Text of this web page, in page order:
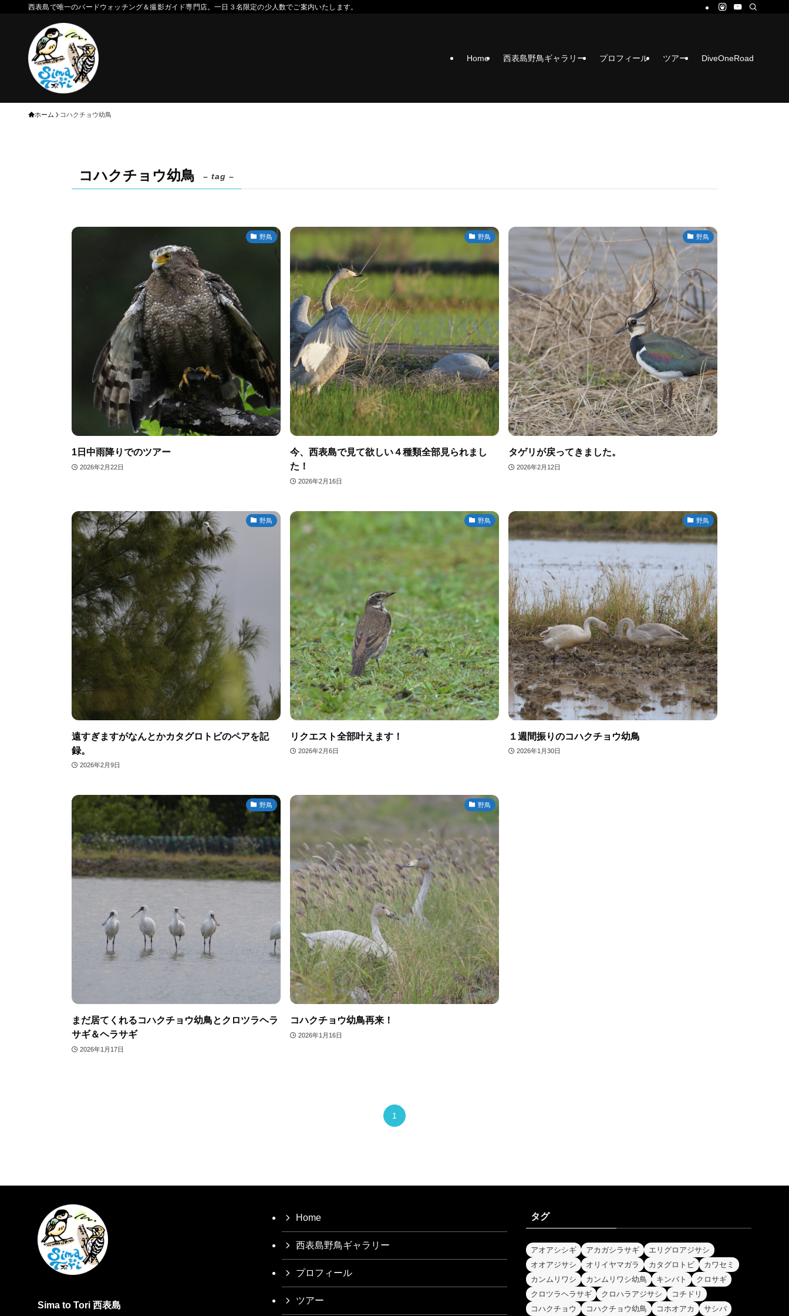
西表島で唯一のバードウォッチング＆撮影ガイド専門店。一日３名限定の少人数でご案内いたします。
Home 西表島野鳥ギャラリー プロフィール ツアー DiveOneRoad
ホーム コハクチョウ幼鳥
コハクチョウ幼鳥 – tag –
野鳥
1日中雨降りでのツアー
2026年2月22日
野鳥
今、西表島で見て欲しい４種類全部見られまし
た！
2026年2月16日
野鳥
タゲリが戻ってきました。
2026年2月12日
野鳥
遠すぎますがなんとかカタグロトビのペアを記
録。
2026年2月9日
野鳥
リクエスト全部叶えます！
2026年2月6日
野鳥
１週間振りのコハクチョウ幼鳥
2026年1月30日
野鳥
まだ居てくれるコハクチョウ幼鳥とクロツラヘラ
サギ＆ヘラサギ
2026年1月17日
野鳥
コハクチョウ幼鳥再来！
2026年1月16日
1
Sima to Tori 西表島
Home
西表島野鳥ギャラリー
プロフィール
ツアー
タグ
アオアシシギ アカガシラサギ
エリグロアジサシ
オオアジサシ
オリイヤマガラ カタグロトビ
カワセミ
カンムリワシ
カンムリワシ幼鳥 キンバト
クロサギ
クロツラヘラサギ
クロハラアジサシ
コチドリ
コハクチョウ
コハクチョウ幼鳥 コホオアカ サシバ